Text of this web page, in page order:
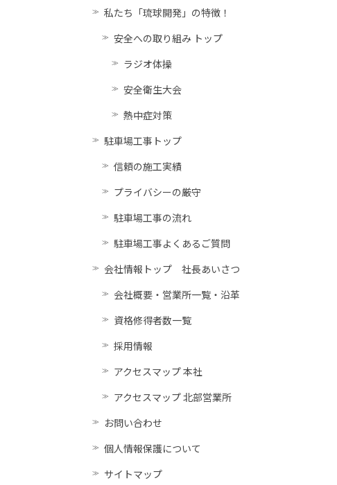
私たち「琉球開発」の特徴！
安全への取り組み トップ
ラジオ体操
安全衛生大会
熱中症対策
駐車場工事トップ
信頼の施工実績
プライバシーの厳守
駐車場工事の流れ
駐車場工事よくあるご質問
会社情報トップ 社長あいさつ
会社概要・営業所一覧・沿革
資格修得者数一覧
採用情報
アクセスマップ 本社
アクセスマップ 北部営業所
お問い合わせ
個人情報保護について
サイトマップ